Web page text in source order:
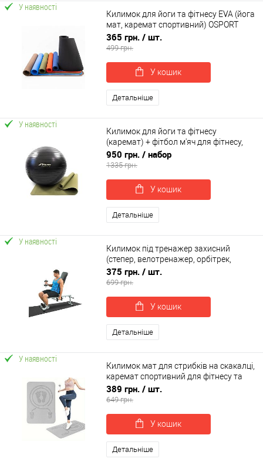
У наявності
Килимок для йоги та фітнесу EVA (йога
мат, каремат спортивний) OSPORT
Yoga Pro 3мм (OF-0088)
365 грн. / шт.
499 грн.
У кошик
Детальніше
У наявності
Килимок для йоги та фітнесу
(каремат) + фітбол м'яч для фітнесу,
вагітних 85 см OSPORT Set 93 (n-0123)
950 грн. / набор
1335 грн.
У кошик
Детальніше
У наявності
Килимок під тренажер захисний
(степер, велотренажер, орбітрек,
бігова доріжка) 180х60см EVA OSPORT
(OF-0295)
375 грн. / шт.
699 грн.
У кошик
Детальніше
У наявності
Килимок мат для стрибків на скакалці,
каремат спортивний для фітнесу та
спорту TPE 10мм OSPORT (MS 4587-10)
389 грн. / шт.
649 грн.
У кошик
Детальніше